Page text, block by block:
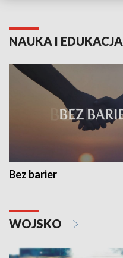
NAUKA I EDUKACJA
Bez barier
WOJSKO